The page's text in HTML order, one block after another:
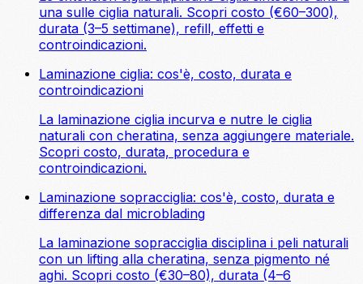
una sulle ciglia naturali. Scopri costo (€60–300),
durata (3–5 settimane), refill, effetti e
controindicazioni.
Laminazione ciglia: cos'è, costo, durata e
controindicazioni
La laminazione ciglia incurva e nutre le ciglia
naturali con cheratina, senza aggiungere materiale.
Scopri costo, durata, procedura e
controindicazioni.
Laminazione sopracciglia: cos'è, costo, durata e
differenza dal microblading
La laminazione sopracciglia disciplina i peli naturali
con un lifting alla cheratina, senza pigmento né
aghi. Scopri costo (€30–80), durata (4–6